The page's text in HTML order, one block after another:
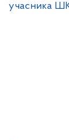
учасника